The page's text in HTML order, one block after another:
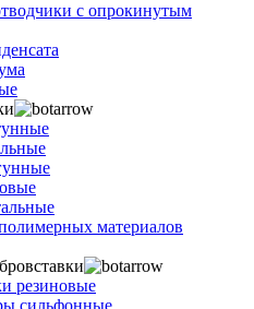
с опрокинутым
материалов
резиновые
сильфонные